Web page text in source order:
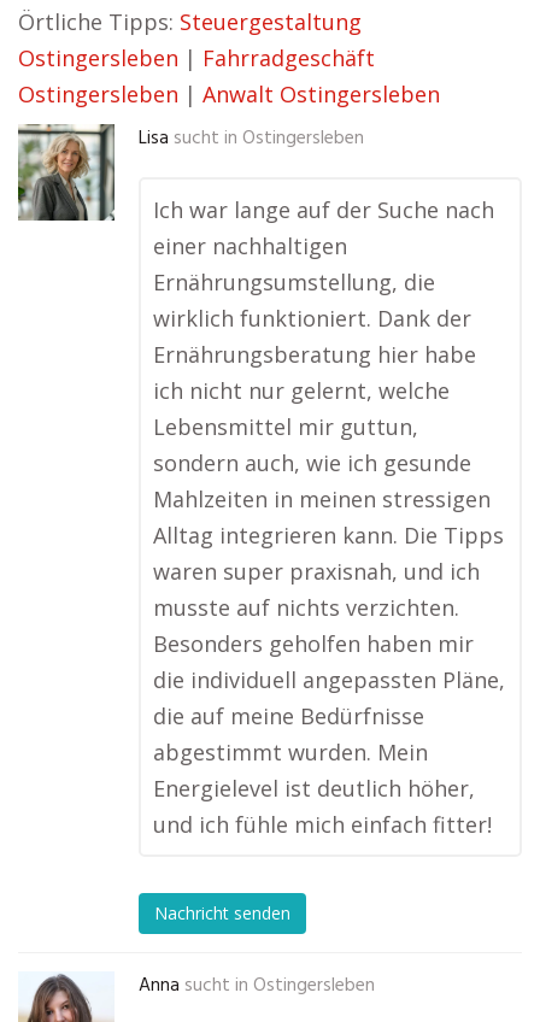
Örtliche Tipps: Steuergestaltung
Ostingersleben | Fahrradgeschäft
Ostingersleben | Anwalt Ostingersleben
Lisa sucht in Ostingersleben
Ich war lange auf der Suche nach
einer nachhaltigen
Ernährungsumstellung, die
wirklich funktioniert. Dank der
Ernährungsberatung hier habe
ich nicht nur gelernt, welche
Lebensmittel mir guttun,
sondern auch, wie ich gesunde
Mahlzeiten in meinen stressigen
Alltag integrieren kann. Die Tipps
waren super praxisnah, und ich
musste auf nichts verzichten.
Besonders geholfen haben mir
die individuell angepassten Pläne,
die auf meine Bedürfnisse
abgestimmt wurden. Mein
Energielevel ist deutlich höher,
und ich fühle mich einfach fitter!
Nachricht senden
Anna sucht in Ostingersleben